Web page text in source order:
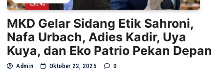
MKD Gelar Sidang Etik Sahroni,
Nafa Urbach, Adies Kadir, Uya
Kuya, dan Eko Patrio Pekan Depan
Admin Oktober 22, 2025 0